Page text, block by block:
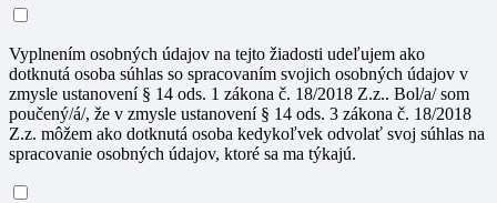
Vyplnením osobných údajov na tejto žiadosti udeľujem ako
dotknutá osoba súhlas so spracovaním svojich osobných údajov v
zmysle ustanovení § 14 ods. 1 zákona č. 18/2018 Z.z.. Bol/a/ som
poučený/á/, že v zmysle ustanovení § 14 ods. 3 zákona č. 18/2018
Z.z. môžem ako dotknutá osoba kedykoľvek odvolať svoj súhlas na
spracovanie osobných údajov, ktoré sa ma týkajú.